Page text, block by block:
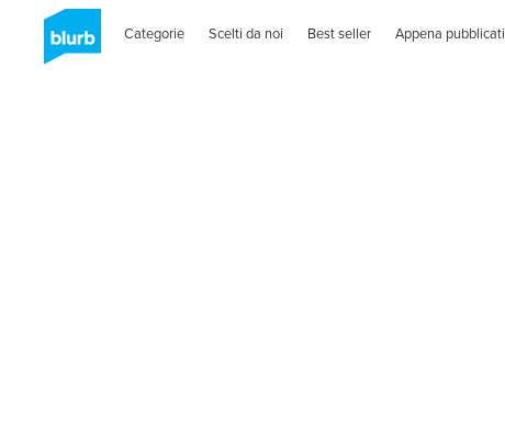
Categorie Scelti da noi Best seller Appena pubblicati